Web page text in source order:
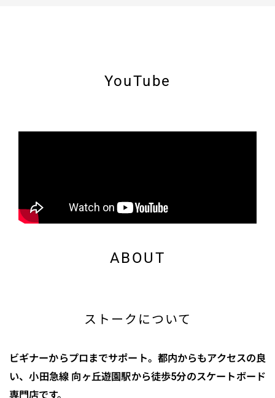
YouTube
ABOUT
ストークについて
ビギナーからプロまでサポート。都内からもアクセスの良
い、小田急線 向ヶ丘遊園駅から徒歩5分のスケートボード
専門店です。